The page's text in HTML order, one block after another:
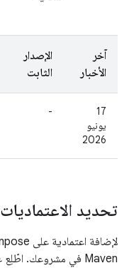
آخر
الأخبار
الإصدار
الثابت
‫17
يونيو
2026
-
تحديد الاعتماديات
Maven في مشروعك. اطّلِع على